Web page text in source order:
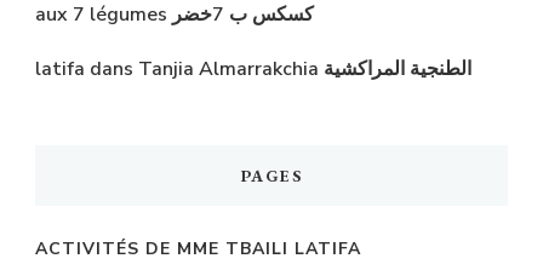
aux 7 légumes كسكس ب 7خضر
latifa dans Tanjia Almarrakchia الطنجية المراكشية
PAGES
ACTIVITÉS DE MME TBAILI LATIFA